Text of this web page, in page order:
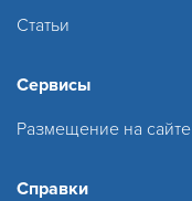
Статьи
Сервисы
Размещение на сайте
Справки